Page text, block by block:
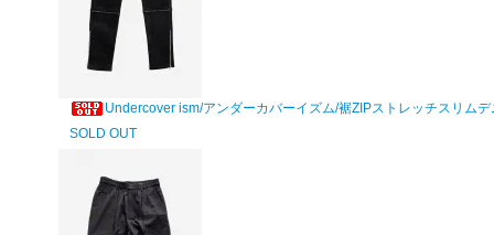
Undercover ism/アンダーカバーイズム/裾ZIPストレッチスリムデ
SOLD OUT